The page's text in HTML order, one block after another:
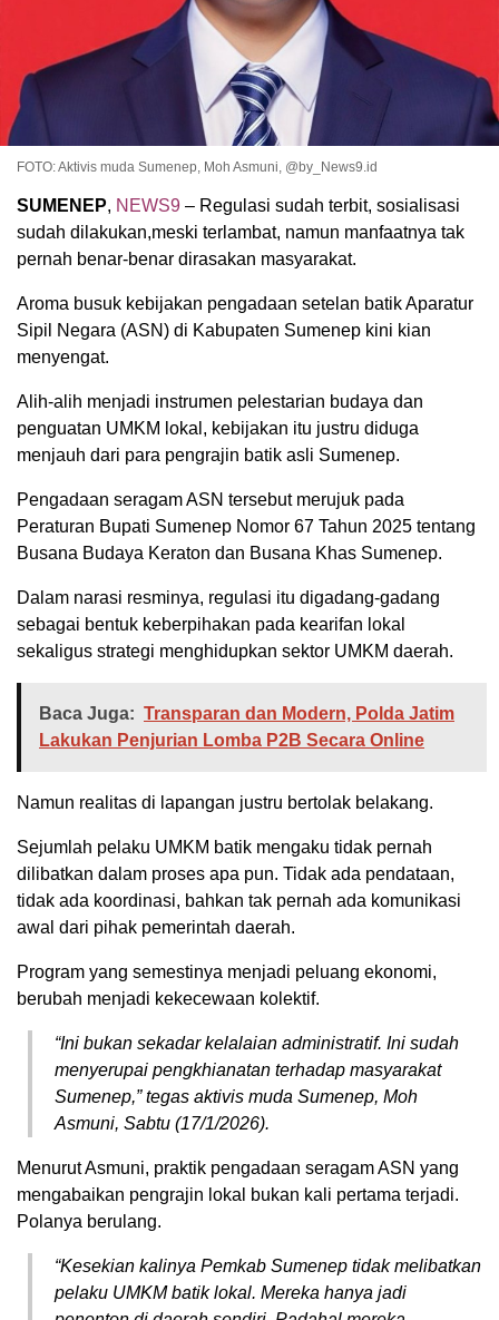
FOTO: Aktivis muda Sumenep, Moh Asmuni, @by_News9.id
SUMENEP, NEWS9 – Regulasi sudah terbit, sosialisasi
sudah dilakukan,meski terlambat, namun manfaatnya tak
pernah benar-benar dirasakan masyarakat.
Aroma busuk kebijakan pengadaan setelan batik Aparatur
Sipil Negara (ASN) di Kabupaten Sumenep kini kian
menyengat.
Alih-alih menjadi instrumen pelestarian budaya dan
penguatan UMKM lokal, kebijakan itu justru diduga
menjauh dari para pengrajin batik asli Sumenep.
Pengadaan seragam ASN tersebut merujuk pada
Peraturan Bupati Sumenep Nomor 67 Tahun 2025 tentang
Busana Budaya Keraton dan Busana Khas Sumenep.
Dalam narasi resminya, regulasi itu digadang-gadang
sebagai bentuk keberpihakan pada kearifan lokal
sekaligus strategi menghidupkan sektor UMKM daerah.
Baca Juga: Transparan dan Modern, Polda Jatim
Lakukan Penjurian Lomba P2B Secara Online
Namun realitas di lapangan justru bertolak belakang.
Sejumlah pelaku UMKM batik mengaku tidak pernah
dilibatkan dalam proses apa pun. Tidak ada pendataan,
tidak ada koordinasi, bahkan tak pernah ada komunikasi
awal dari pihak pemerintah daerah.
Program yang semestinya menjadi peluang ekonomi,
berubah menjadi kekecewaan kolektif.
“Ini bukan sekadar kelalaian administratif. Ini sudah
menyerupai pengkhianatan terhadap masyarakat
Sumenep,” tegas aktivis muda Sumenep, Moh
Asmuni, Sabtu (17/1/2026).
Menurut Asmuni, praktik pengadaan seragam ASN yang
mengabaikan pengrajin lokal bukan kali pertama terjadi.
Polanya berulang.
“Kesekian kalinya Pemkab Sumenep tidak melibatkan
pelaku UMKM batik lokal. Mereka hanya jadi